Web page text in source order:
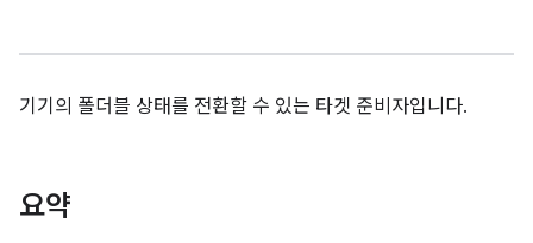
기기의 폴더블 상태를 전환할 수 있는 타겟 준비자입니다.
요약